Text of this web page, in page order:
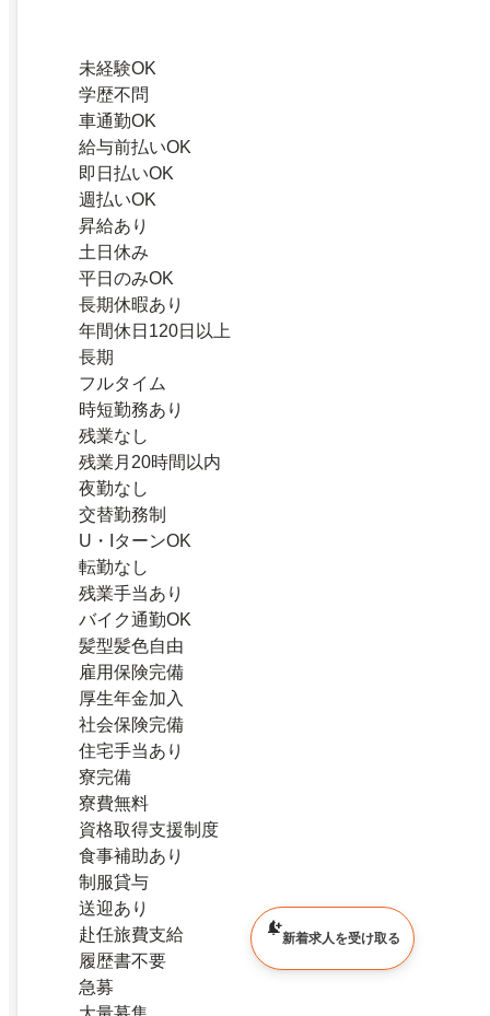
未経験OK
学歴不問
車通勤OK
給与前払いOK
即日払いOK
週払いOK
昇給あり
土日休み
平日のみOK
長期休暇あり
年間休日120日以上
長期
フルタイム
時短勤務あり
残業なし
残業月20時間以内
夜勤なし
交替勤務制
U・IターンOK
転勤なし
残業手当あり
バイク通勤OK
髪型髪色自由
雇用保険完備
厚生年金加入
社会保険完備
住宅手当あり
寮完備
寮費無料
資格取得支援制度
食事補助あり
制服貸与
送迎あり
赴任旅費支給
履歴書不要
急募
新着求人を受け取る